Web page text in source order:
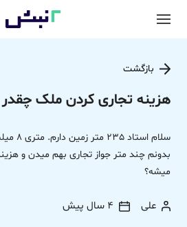
بازگشت
هزینه تجاری کردن ملک
سلام
بدونم چند متر جواز تجاری بهم میدن و
میشه؟
علی 4 سال پیش